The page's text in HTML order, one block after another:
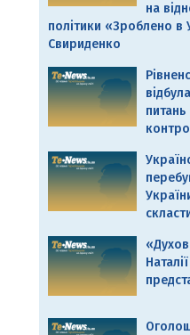
на
політики «Зроблено в
Свириденко